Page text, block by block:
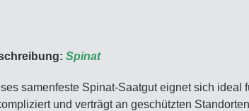
Spinat
samenfeste Spinat-Saatgut eignet sich ideal
und verträgt an geschützten